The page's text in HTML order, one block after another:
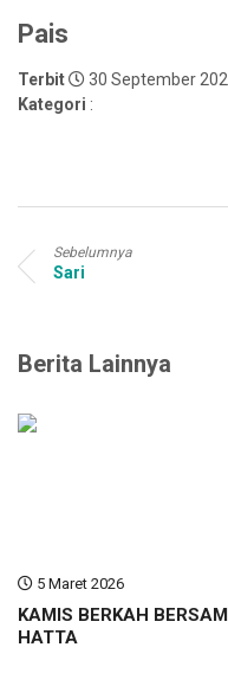
Pais
Terbit 30 September
Kategori :
Sebelumnya
Sari
Berita Lainnya
5 Maret 2026
KAMIS BERKAH
HATTA